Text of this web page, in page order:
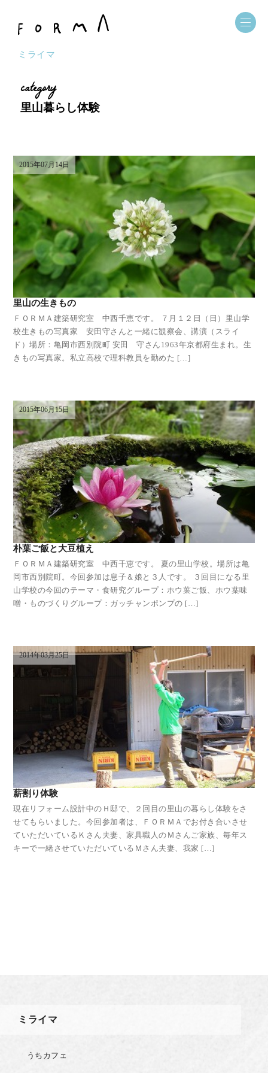
ミライマ
category
里山暮らし体験
2015年07月14日
里山の生きもの
ＦＯＲＭＡ建築研究室 中西千恵です。 ７月１２日（日）里山学
校生きもの写真家 安田守さんと一緒に観察会、講演（スライ
ド）場所：亀岡市西別院町 安田 守さん1963年京都府生まれ。生
きもの写真家。私立高校で理科教員を勤めた […]
2015年06月15日
朴葉ご飯と大豆植え
ＦＯＲＭＡ建築研究室 中西千恵です。 夏の里山学校。場所は亀
岡市西別院町。今回参加は息子＆娘と３人です。 ３回目になる里
山学校の今回のテーマ・食研究グループ：ホウ葉ご飯、ホウ葉味
噌・ものづくりグループ：ガッチャンポンプの […]
2014年03月25日
薪割り体験
現在リフォーム設計中のＨ邸で、２回目の里山の暮らし体験をさ
せてもらいました。今回参加者は、ＦＯＲＭＡでお付き合いさせ
ていただいているＫさん夫妻、家具職人のＭさんご家族、毎年ス
キーで一緒させていただいているＭさん夫妻、我家 […]
ミライマ
うちカフェ